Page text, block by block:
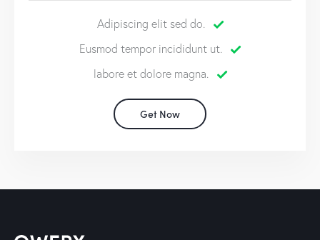
Adipiscing elit sed do.
Eusmod tempor incididunt ut.
labore et dolore magna.
Get Now